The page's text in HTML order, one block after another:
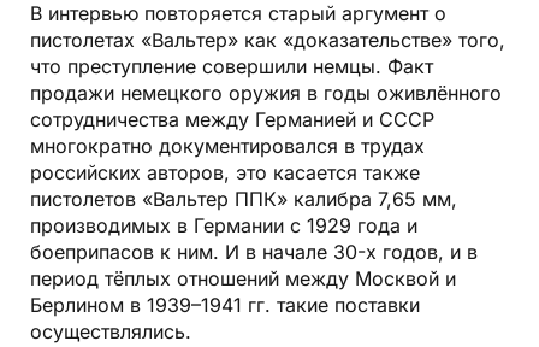
В интервью повторяется старый аргумент о
пистолетах «Вальтер» как «доказательстве» того,
что преступление совершили немцы. Факт
продажи немецкого оружия в годы оживлённого
сотрудничества между Германией и СССР
многократно документировался в трудах
российских авторов, это касается также
пистолетов «Вальтер ППК» калибра 7,65 мм,
производимых в Германии с 1929 года и
боеприпасов к ним. И в начале 30-х годов, и в
период тёплых отношений между Москвой и
Берлином в 1939–1941 гг. такие поставки
осуществлялись.